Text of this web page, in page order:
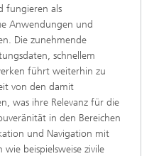
fungieren als
Anwendungen und
Die zunehmende
schnellem
führt weiterhin zu
von den damit
was ihre Relevanz für die
in den Bereichen
und Navigation mit
beispielsweise zivile